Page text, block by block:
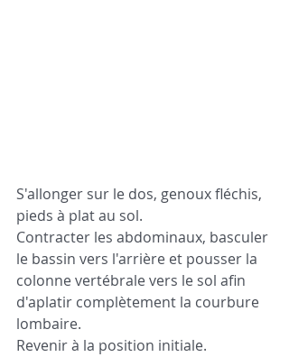
S'allonger sur le dos, genoux fléchis,
pieds à plat au sol.
Contracter les abdominaux, basculer
le bassin vers l'arrière et pousser la
colonne vertébrale vers le sol afin
d'aplatir complètement la courbure
lombaire.
Revenir à la position initiale.